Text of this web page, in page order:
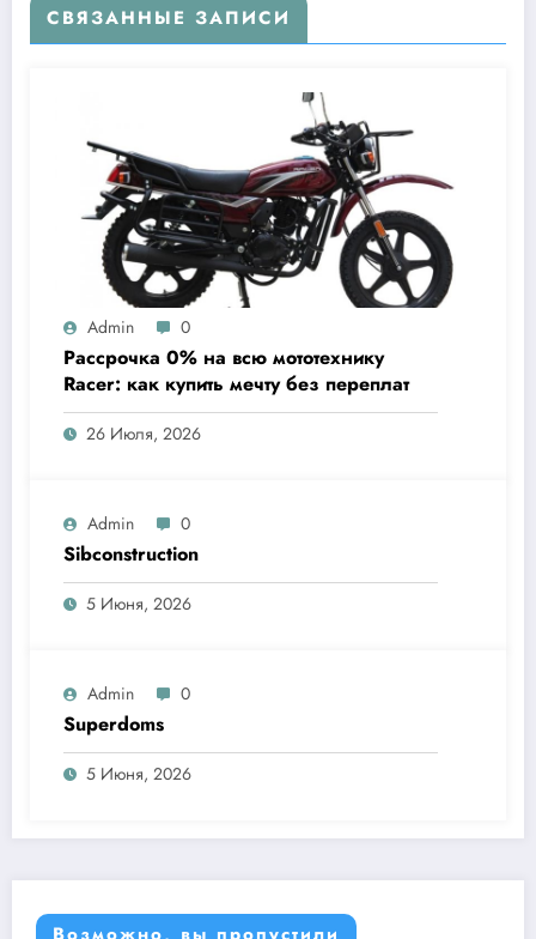
СВЯЗАННЫЕ ЗАПИСИ
Admin 0
Рассрочка 0% на всю мототехнику
Racer: как купить мечту без переплат
26 Июля, 2026
Admin 0
Sibconstruction
5 Июня, 2026
Admin 0
Superdoms
5 Июня, 2026